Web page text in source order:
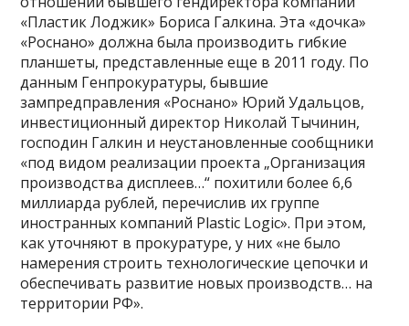
«Пластик Лоджик» Бориса Галкина. Эта «дочка»
«Роснано» должна была производить гибкие
планшеты, представленные еще в 2011 году. По
данным Генпрокуратуры, бывшие
зампредправления «Роснано» Юрий Удальцов,
инвестиционный директор Николай Тычинин,
господин Галкин и неустановленные сообщники
«под видом реализации проекта „Организация
производства дисплеев…“ похитили более 6,6
миллиарда рублей, перечислив их группе
иностранных компаний Plastic Logic». При этом,
как уточняют в прокуратуре, у них «не было
намерения строить технологические цепочки и
обеспечивать развитие новых производств… на
территории РФ».